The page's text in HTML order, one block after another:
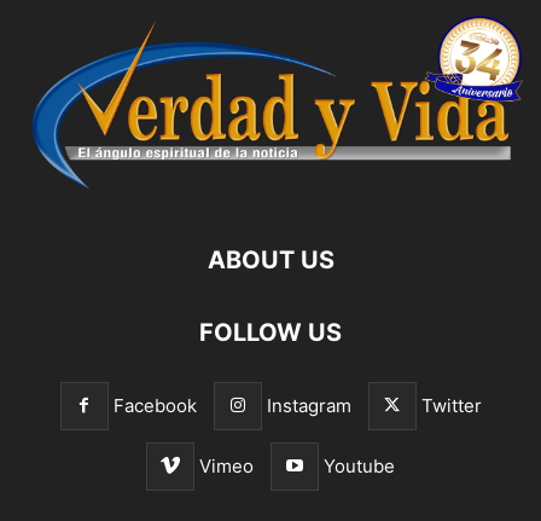
ABOUT US
FOLLOW US
Facebook Instagram Twitter
Vimeo Youtube